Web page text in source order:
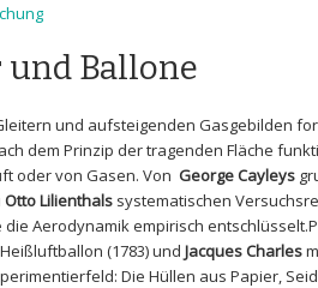
‌Ballone
und ⁣aufsteigenden ​Gasgebilden‍
dem ⁢Prinzip ⁣der tragenden Fläche
oder von Gasen. Von
George​ Cayleys
Otto Lilienthals ⁤systematischen
Aerodynamik empirisch
‌(1783) und Jacques Charles
Die Hüllen ‍aus‍ Papier,